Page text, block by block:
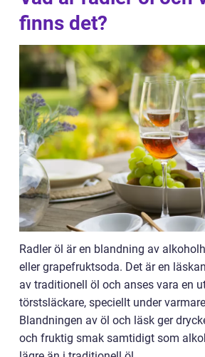
finns det?
Radler öl är en blandning av
eller grapefruktsoda. Det är en
av traditionell öl och anses vara en
törstsläckare, speciellt under
Blandningen av öl och läsk ger
och fruktig smak samtidigt som